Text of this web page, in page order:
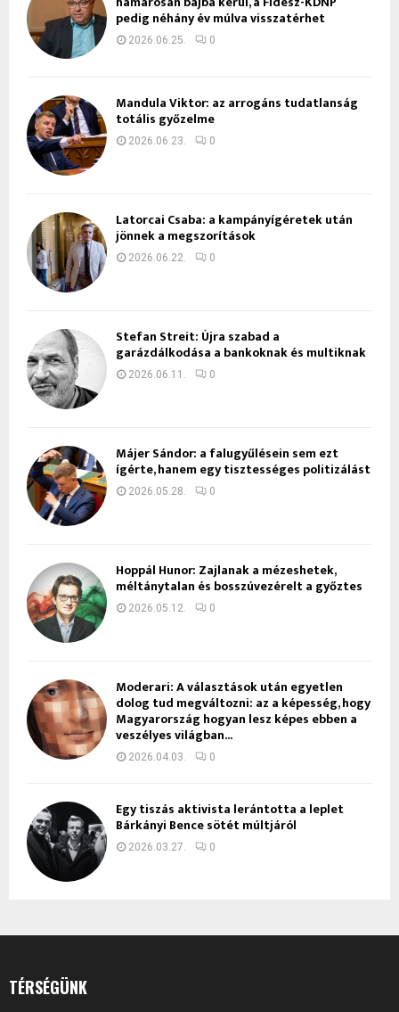
pedig néhány év múlva visszatérhet
2026.06.25. 0
Mandula Viktor: az arrogáns tudatlanság
totális győzelme
2026.06.23. 0
Latorcai Csaba: a kampányígéretek után
jönnek a megszorítások
2026.06.22. 0
Stefan Streit: Újra szabad a
garázdálkodása a bankoknak és multiknak
2026.06.11. 0
Májer Sándor: a falugyűlésein sem ezt
ígérte, hanem egy tisztességes politizálást
2026.05.28. 0
Hoppál Hunor: Zajlanak a mézeshetek,
méltánytalan és bosszúvezérelt a győztes
2026.05.12. 0
Moderari: A választások után egyetlen
dolog tud megváltozni: az a képesség, hogy
Magyarország hogyan lesz képes ebben a
veszélyes világban...
2026.04.03. 0
Egy tiszás aktivista lerántotta a leplet
Bárkányi Bence sötét múltjáról
2026.03.27. 0
TÉRSÉGÜNK